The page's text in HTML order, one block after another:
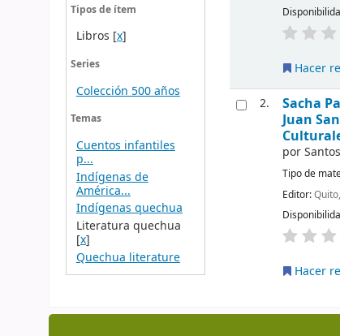
Tipos de ítem
Libros [x]
Series
Colección 500 años
Temas
Cuentos infantiles
p...
Indígenas de
América...
Indígenas quechua
Literatura quechua
[x]
Quechua literature
Hacer
2. Sacha
Juan
por
Tipo de
Editor:
Hacer